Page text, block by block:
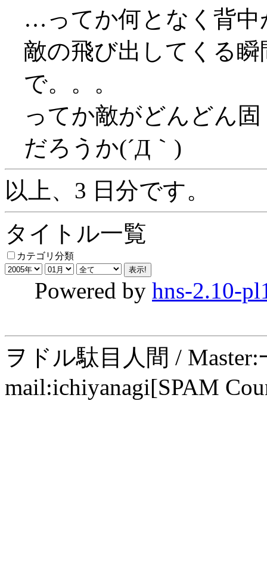
…ってか何となく背中
敵の飛び出してくる
で。。。
ってか敵がどんどん
だろうか(´Д｀)
以上、3 日分です。
タイトル一覧
カテゴリ分類
Powered by hns-2.10-
ヲドル駄目人間 /
mail:ichiyanagi[SPAM